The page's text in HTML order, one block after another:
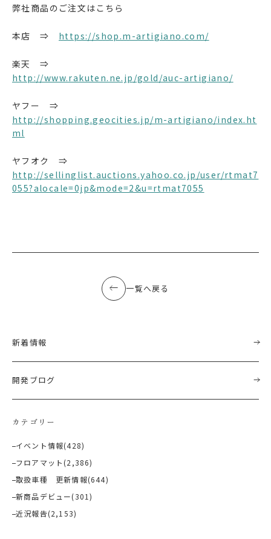
弊社商品のご注文はこちら
本店 ⇒ https://shop.m-artigiano.com/
楽天 ⇒
http://www.rakuten.ne.jp/gold/auc-artigiano/
ヤフー ⇒
http://shopping.geocities.jp/m-artigiano/index.ht
ml
ヤフオク ⇒
http://sellinglist.auctions.yahoo.co.jp/user/rtmat7
055?alocale=0jp&mode=2&u=rtmat7055
一覧へ戻る
新着情報
開発ブログ
カテゴリー
イベント情報(428)
フロアマット (2,386)
取扱車種 更新情報(644)
新商品デビュー(301)
近況報告(2,153)